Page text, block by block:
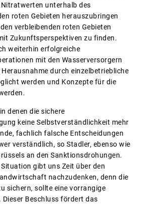
Nitratwerten unterhalb des
roten Gebieten herauszubringen
verbleibenden roten Gebieten
Zukunftsperspektiven zu finden.
weiterhin erfolgreiche
mit den Wasserversorgern
durch einzelbetriebliche
werden und Konzepte für die
denen die sichere
keine Selbstverständlichkeit mehr
fachlich falsche Entscheidungen
verständlich, so Stadler, ebenso wie
an den Sanktionsdrohungen.
gibt uns Zeit über den
nachzudenken, denn die
sichern, sollte eine vorrangige
Beschluss fördert das